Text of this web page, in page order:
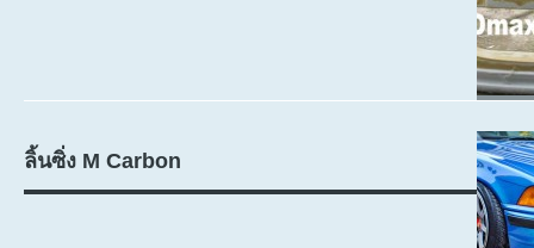
ลิ้นซิ่ง M Carbon